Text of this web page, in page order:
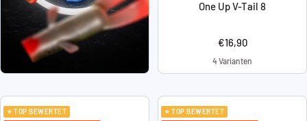
One Up V-Tail 8
Angebotspreis
€16,90
4 Varianten
⭐ TOP BEWERTET
⭐ TOP BEWERTET